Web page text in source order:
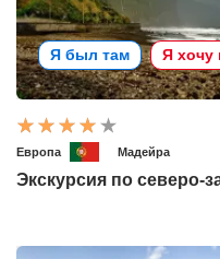
Я был там Я хочу
Европа Мадейра
Экскурсия по северо-